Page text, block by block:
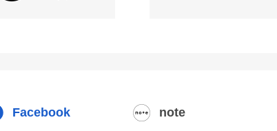
Facebook note